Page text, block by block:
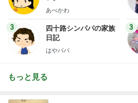
あべかわ
3
四十路シンパパの家族
日記
はやパパ
3
もっと見る